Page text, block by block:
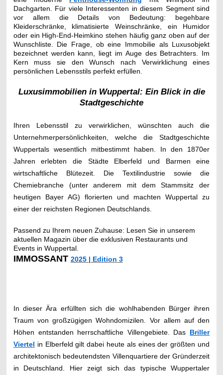
Dachgarten. Für viele Interessenten in diesem Segment sind
vor allem die Details von Bedeutung: begehbare
Kleiderschränke, klimatisierte Weinschränke, ein Humidor
oder ein High-End-Heimkino stehen häufig ganz oben auf der
Wunschliste. Die Frage, ob eine Immobilie als Luxusobjekt
bezeichnet werden kann, liegt im Auge des Betrachters. Im
Kern muss sie den Wunsch nach Verwirklichung eines
persönlichen Lebensstils perfekt erfüllen.
Luxusimmobilien in Wuppertal: Ein Blick in die
Stadtgeschichte
Ihren Lebensstil zu verwirklichen, wünschten auch die
Unternehmerpersönlichkeiten, welche die Stadtgeschichte
Wuppertals wesentlich mitbestimmt haben. In den 1870er
Jahren erlebten die Städte Elberfeld und Barmen eine
wirtschaftliche Blütezeit. Die Textilindustrie sowie die
Chemiebranche (unter anderem mit dem Stammsitz der
heutigen Bayer AG) florierten und machten Wuppertal zu
einer der reichsten Regionen Deutschlands.
Passend zu Ihrem neuen Zuhause: Lesen Sie in unserem
aktuellen Magazin über die exklusiven Restaurants und
Events in Wuppertal.
IMMOSSANT 2025 | Edition 3
In dieser Ära erfüllten sich die wohlhabenden Bürger ihren
Traum von großzügigen Wohndomizilen. Vor allem auf den
Höhen entstanden herrschaftliche Villengebiete. Das Briller
Viertel in Elberfeld gilt dabei heute als eines der größten und
architektonisch bedeutendsten Villenquartiere der Gründerzeit
in Deutschland. Hier zeigt sich das typische Wuppertaler